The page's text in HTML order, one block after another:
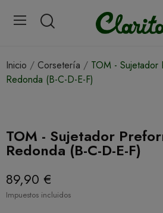
Inicio Corsetería
TOM - Sujetador
Redonda (B-C-D-E-F)
TOM - Sujetador
Redonda (B-C-D-E-F)
89,90 €
Impuestos incluidos